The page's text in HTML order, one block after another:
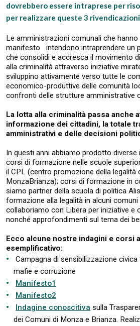
dovrebbero essere intraprese per
per realizzare queste 3
Le amministrazioni comunali che
manifesto intendono intraprendere un
che consolidi e accresca il movimento
alla criminalità attraverso iniziative
sviluppino attivamente verso tutte le
economico-produttive delle comunità
confronti delle strutture amministrative
La lotta alla criminalità passa anche
informazione dei cittadini, la totale
amministrativi e delle decisioni
In questi anni abbiamo prodotto diverse
corsi di formazione nelle scuole
il CPL (centro promozione della legalità
MonzaBrianza); corsi di formazione in
siamo partner della scuola di politica
formazione alla legalità in alcuni
collaboriamo con Libera per iniziative e
nonché approfondimenti sul tema dei
Ecco alcune nostre indagini e corsi
esemplificativo:
Campagna di sensibilizzazione civica
mafie e corruzione
Manifesto1
Manifesto2
Indagine conoscitiva sulla
dei Comuni di Monza e Brianza.